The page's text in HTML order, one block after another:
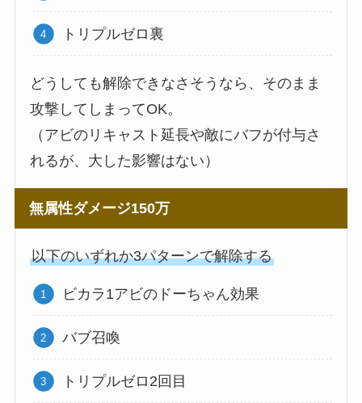
トリプルゼロ裏
どうしても解除できなさそうなら、そのまま
攻撃してしまってOK。
（アビのリキャスト延長や敵にバフが付与さ
れるが、大した影響はない）
無属性ダメージ150万
以下のいずれか3パターンで解除する
ビカラ1アビのドーちゃん効果
バブ召喚
トリプルゼロ2回目